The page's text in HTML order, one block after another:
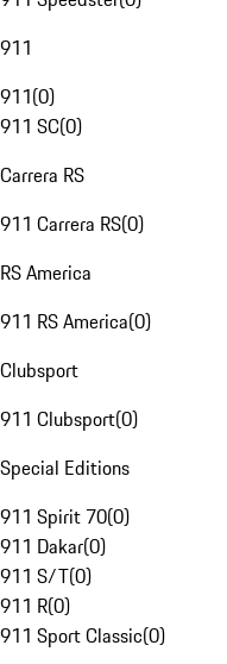
911
911(0)
911 SC(0)
Carrera RS
911 Carrera RS(0)
RS America
911 RS America(0)
Clubsport
911 Clubsport(0)
Special Editions
911 Spirit 70(0)
911 Dakar(0)
911 S/T(0)
911 R(0)
911 Sport Classic(0)